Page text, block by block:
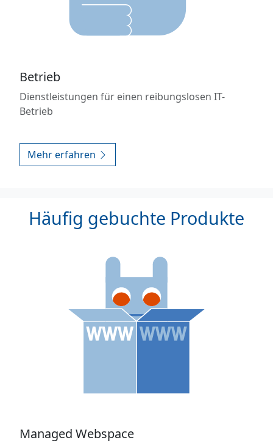
Betrieb
Dienstleistungen für einen reibungslosen IT-
Betrieb
Mehr erfahren
Häufig gebuchte Produkte
Managed Webspace